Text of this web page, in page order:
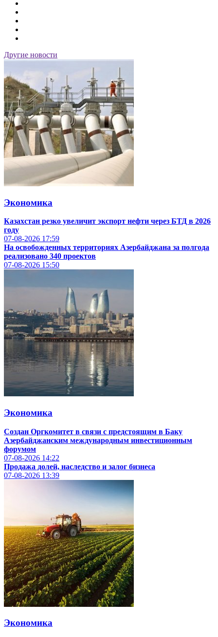
Другие новости
Экономика
Казахстан резко увеличит экспорт нефти через БТД в 2026
году
07-08-2026 17:59
На освобожденных территориях Азербайджана за полгода
реализовано 340 проектов
07-08-2026 15:50
Экономика
Создан Оргкомитет в связи с предстоящим в Баку
Азербайджанским международным инвестиционным
форумом
07-08-2026 14:22
Продажа долей, наследство и залог бизнеса
07-08-2026 13:39
Экономика